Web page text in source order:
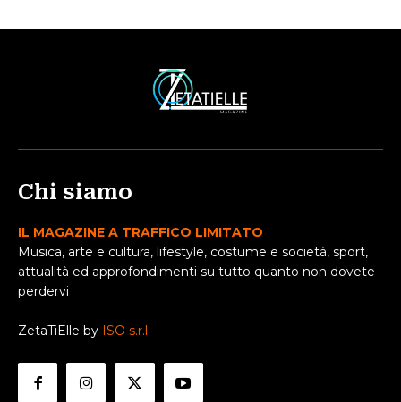
Chi siamo
IL MAGAZINE A TRAFFICO LIMITATO
Musica, arte e cultura, lifestyle, costume e società, sport,
attualità ed approfondimenti su tutto quanto non dovete
perdervi
ZetaTiElle by ISO s.r.l